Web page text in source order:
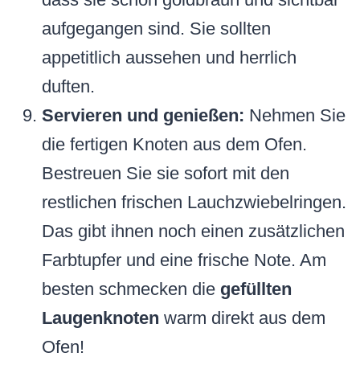
aufgegangen sind. Sie sollten
appetitlich aussehen und herrlich
duften.
Servieren und genießen: Nehmen Sie
die fertigen Knoten aus dem Ofen.
Bestreuen Sie sie sofort mit den
restlichen frischen Lauchzwiebelringen.
Das gibt ihnen noch einen zusätzlichen
Farbtupfer und eine frische Note. Am
besten schmecken die gefüllten
Laugenknoten warm direkt aus dem
Ofen!